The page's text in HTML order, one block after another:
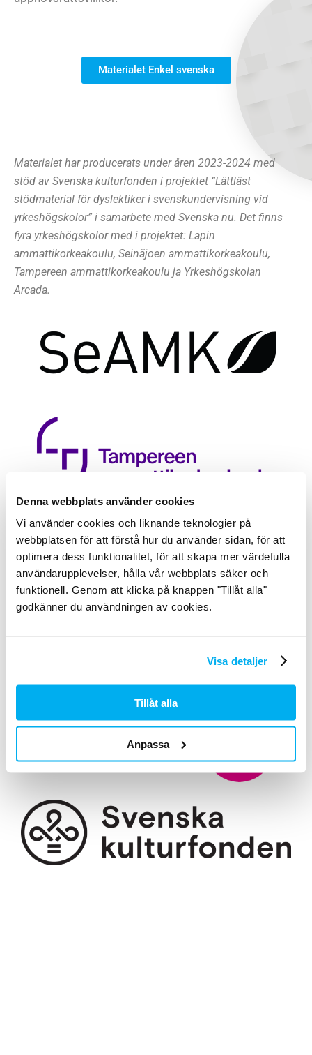
Denna webbplats använder cookies
Vi använder cookies och liknande teknologier på
webbplatsen för att förstå hur du använder sidan, för att
optimera dess funktionalitet, för att skapa mer värdefulla
användarupplevelser, hålla vår webbplats säker och
funktionell. Genom att klicka på knappen "Tillåt alla"
godkänner du användningen av cookies.
Visa detaljer
Tillåt alla
Anpassa
Materialet Enkel svenska
Materialet har producerats under åren 2023-2024 med
stöd av Svenska kulturfonden i projektet ”Lättläst
stödmaterial för dyslektiker i svenskundervisning vid
yrkeshögskolor” i samarbete med Svenska nu. Det finns
fyra yrkeshögskolor med i projektet: Lapin
ammattikorkeakoulu, Seinäjoen ammattikorkeakoulu,
Tampereen ammattikorkeakoulu ja Yrkeshögskolan
Arcada.